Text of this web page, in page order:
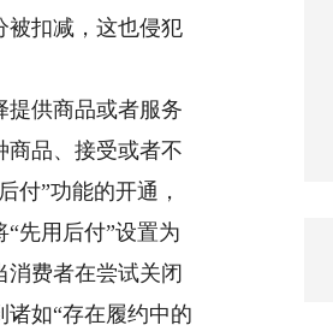
被扣减，这也侵犯
供商品或者服务
商品、接受或者不
付”功能的开通，
先用后付”设置为
费者在尝试关闭
如“存在履约中的